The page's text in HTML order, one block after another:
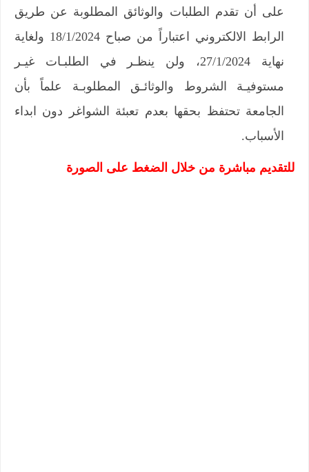
على أن تقدم الطلبات والوثائق المطلوبة عن طريق
الرابط الالكتروني اعتباراً من صباح 18/1/2024 ولغاية
نهاية 27/1/2024، ولن ينظـر في الطلبـات غيـر
مستوفيـة الشروط والوثائـق المطلوبـة علماً بأن
الجامعة تحتفظ بحقها بعدم تعبئة الشواغر دون ابداء
الأسباب.
للتقديم مباشرة من خلال الضغط على الصورة